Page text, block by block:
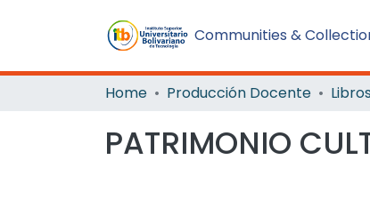
Communities &
Home Producción Docente Libros
PATRIMONIO